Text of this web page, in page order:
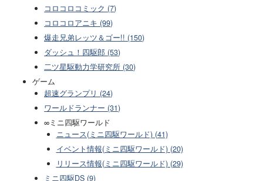
コロコロコミック (7)
コロコロアニキ (99)
爆走兄弟レッツ＆ゴー!! (150)
ダッシュ！四駆郎 (53)
二ツ星駆動力学研究所 (30)
ゲーム
超速グランプリ (24)
ワールドランナー (31)
∞ミニ四駆ワールド
ニュース(ミニ四駆ワールド) (41)
イベント情報(ミニ四駆ワールド) (20)
リリース情報(ミニ四駆ワールド) (29)
ミニ四駆DS (9)